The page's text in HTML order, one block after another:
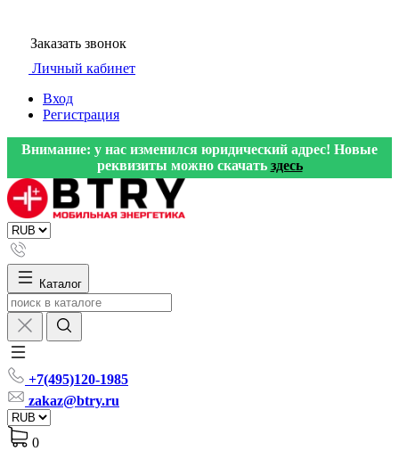
Заказать звонок
Личный кабинет
Вход
Регистрация
Внимание: у нас изменился юридический адрес! Новые
реквизиты можно скачать здесь
Каталог
+7(495)120-1985
zakaz@btry.ru
0